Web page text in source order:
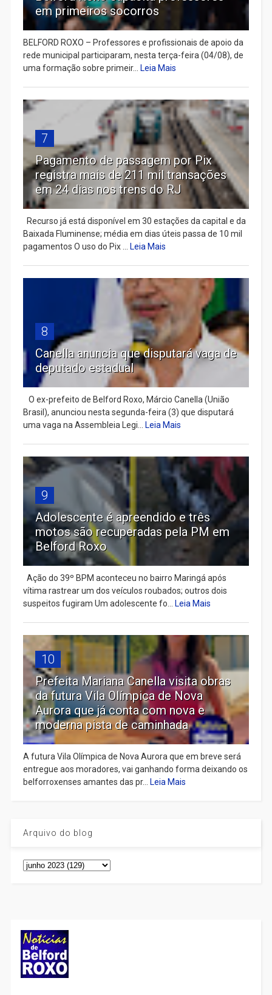
em primeiros socorros
BELFORD ROXO – Professores e profissionais de apoio da
rede municipal participaram, nesta terça-feira (04/08), de
uma formação sobre primeir... Leia Mais
7
Pagamento de passagem por Pix
registra mais de 211 mil transações
em 24 dias nos trens do RJ
Recurso já está disponível em 30 estações da capital e da
Baixada Fluminense; média em dias úteis passa de 10 mil
pagamentos O uso do Pix ... Leia Mais
8
Canella anuncia que disputará vaga de
deputado estadual
​ O ex-prefeito de Belford Roxo, Márcio Canella (União
Brasil), anunciou nesta segunda-feira (3) que disputará
uma vaga na Assembleia Legi... Leia Mais
9
Adolescente é apreendido e três
motos são recuperadas pela PM em
Belford Roxo
Ação do 39º BPM aconteceu no bairro Maringá após
vítima rastrear um dos veículos roubados; outros dois
suspeitos fugiram Um adolescente fo... Leia Mais
10
Prefeita Mariana Canella visita obras
da futura Vila Olímpica de Nova
Aurora que já conta com nova e
moderna pista de caminhada
A futura Vila Olímpica de Nova Aurora que em breve será
entregue aos moradores, vai ganhando forma deixando os
belforroxenses amantes das pr... Leia Mais
Arquivo do blog